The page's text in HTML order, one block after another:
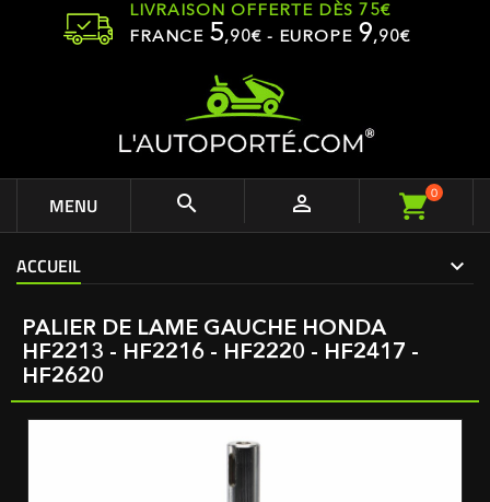
LIVRAISON OFFERTE DÈS 75€
FRANCE 5,90€ - EUROPE 9,90€
MENU   0
ACCUEIL
PALIER DE LAME GAUCHE HONDA
HF2213 - HF2216 - HF2220 - HF2417 -
HF2620